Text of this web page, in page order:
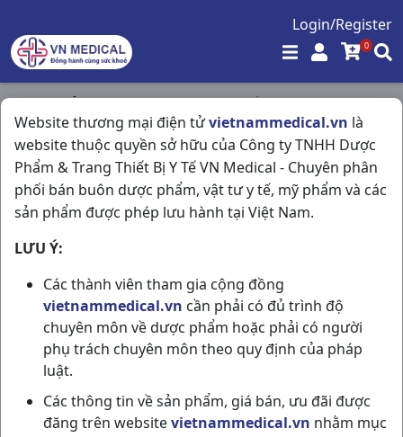
Login/Register
0
Website thương mại điện tửvietnammedical.vn là
website thuộc quyền sở hữu của Công ty TNHH Dược
Phẩm & Trang Thiết Bị Y Tế VN Medical - Chuyên phân
phối bán buôn dược phẩm, vật tư y tế, mỹ phẩm và các
sản phẩm được phép lưu hành tại Việt Nam.
LƯU Ý:
Các thành viên tham gia cộng đồng
vietnammedical.vn cần phải có đủ trình độ
chuyên môn về dược phẩm hoặc phải có người
phụ trách chuyên môn theo quy định của pháp
luật.
Các thông tin về sản phẩm, giá bán, ưu đãi được
đăng trên websitevietnammedical.vn nhằm mục
Trang chủ / Kháng Sinh - Kháng Nấm - Kháng Virus /
Cefantif 300 H20vna US Pharma USA